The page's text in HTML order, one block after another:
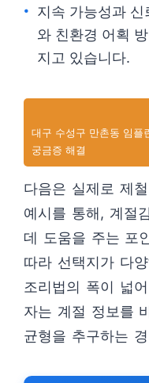
지속 가능성과
와 친환경 어획
지고 있습니다.
대구 수성구 만촌동 임플
궁금증 해결
다음은 실제로 제
예시를 통해, 계절
데 도움을 주는 포
따라 선택지가 다
조리법의 폭이 넓
자는 계절 정보를
균형을 추구하는